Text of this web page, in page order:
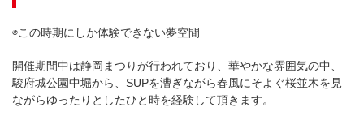
◉この時期にしか体験できない夢空間
開催期間中は静岡まつりが行われており、華やかな雰囲気の中、
駿府城公園中堀から、SUPを漕ぎながら春風にそよぐ桜並木を見
ながらゆったりとしたひと時を経験して頂きます。